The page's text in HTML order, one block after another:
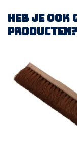
Heb je ook
producten?